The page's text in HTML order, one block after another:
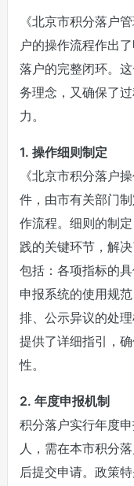
《北京市积分落户
户的操作流程作出
落户的完整闭环。
务理念，又确保了
力。
1. 操作细则制定
《北京市积分落户
件，由市有关部门
作流程。细则的制
践的关键环节，解
包括：各项指标的
申报系统的使用规
排、公示异议的处
提供了详细指引，
性。
2. 年度申报机制
积分落户实行年度
人，需在本市积分
后提交申请。政策